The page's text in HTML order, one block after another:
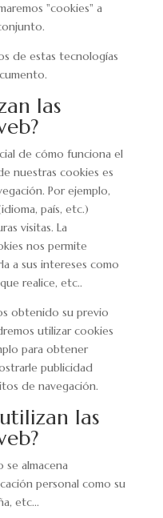
"cookies" a
de estas tecnologías
las
de cómo funciona el
nuestras cookies es
Por ejemplo,
país, etc.)
visitas. La
nos permite
a sus intereses como
realice, etc..
obtenido su previo
utilizar cookies
para obtener
publicidad
de navegación.
las
se almacena
personal como su
etc...